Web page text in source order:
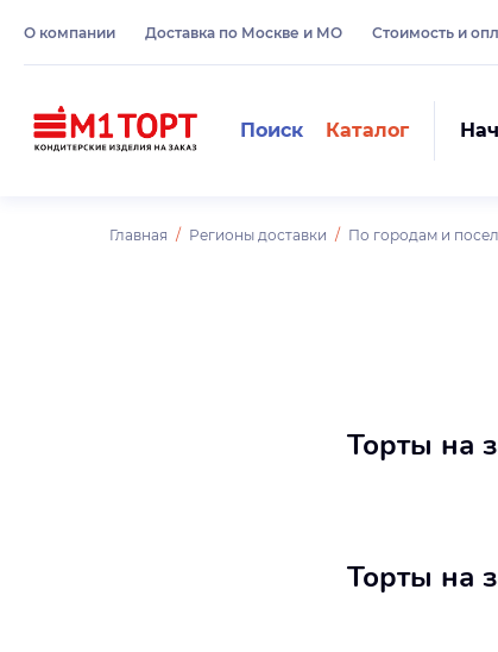
О компании Доставка по Москве и МО Стоимость и
Поиск Каталог
Главная Регионы доставки По городам и
Торты на
Торты на